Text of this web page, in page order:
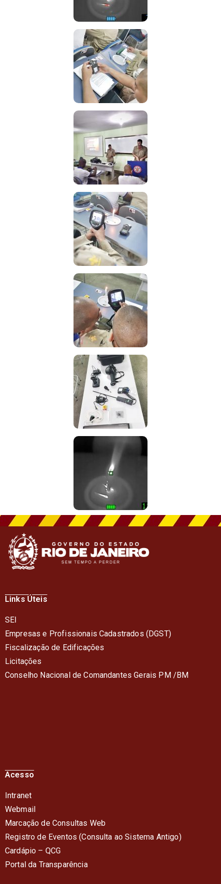
Links Úteis
SEI
Empresas e Profissionais Cadastrados (DGST)
Fiscalização de Edificações
Licitações
Conselho Nacional de Comandantes Gerais PM /BM
Acesso
Intranet
Webmail
Marcação de Consultas Web
Registro de Eventos (Consulta ao Sistema Antigo)
Cardápio – QCG
Portal da Transparência